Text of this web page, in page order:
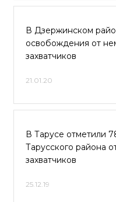
В Дзержинском
освобождения от
захватчиков
21.01.20
В Тарусе отметили
Тарусского района
захватчиков
25.12.19